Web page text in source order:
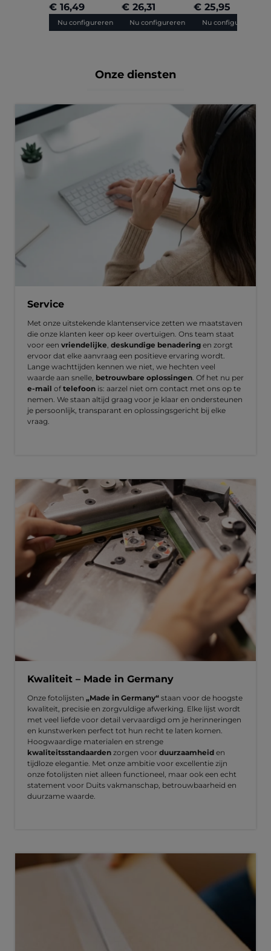
€ 16,49
Nu configureren
€ 26,31
Nu configureren
€ 25,95
Nu configureren
Onze diensten
Service
Met onze uitstekende klantenservice zetten we maatstaven
die onze klanten keer op keer overtuigen. Ons team staat
voor een vriendelijke, deskundige benadering en zorgt
ervoor dat elke aanvraag een positieve ervaring wordt.
Lange wachttijden kennen we niet, we hechten veel
waarde aan snelle, betrouwbare oplossingen. Of het nu per
e-mail oftelefoon is: aarzel niet om contact met ons op te
nemen. We staan altijd graag voor je klaar en ondersteunen
je persoonlijk, transparant en oplossingsgericht bij elke
vraag.
Kwaliteit – Made in Germany
Onze fotolijsten „Made in Germany“ staan voor de hoogste
kwaliteit, precisie en zorgvuldige afwerking. Elke lijst wordt
met veel liefde voor detail vervaardigd om je herinneringen
en kunstwerken perfect tot hun recht te laten komen.
Hoogwaardige materialen en strenge
kwaliteitsstandaarden zorgen voor duurzaamheid en
tijdloze elegantie. Met onze ambitie voor excellentie zijn
onze fotolijsten niet alleen functioneel, maar ook een echt
statement voor Duits vakmanschap, betrouwbaarheid en
duurzame waarde.